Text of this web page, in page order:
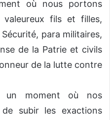
où nous portons
fils et filles,
para militaires,
de la Patrie et civils
de la lutte contre
moment où nos
subir les exactions